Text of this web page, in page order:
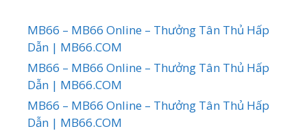
MB66 – MB66 Online – Thưởng Tân Thủ Hấp
Dẫn | MB66.COM
MB66 – MB66 Online – Thưởng Tân Thủ Hấp
Dẫn | MB66.COM
MB66 – MB66 Online – Thưởng Tân Thủ Hấp
Dẫn | MB66.COM